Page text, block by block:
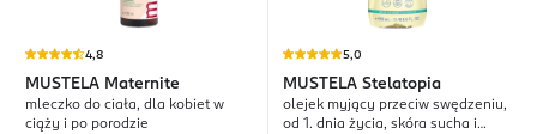
4,8
MUSTELA Maternite
mleczko do ciała, dla kobiet w
ciąży i po porodzie
5,0
MUSTELA Stelatopia
olejek myjący przeciw swędzeniu,
od 1. dnia życia, skóra sucha i